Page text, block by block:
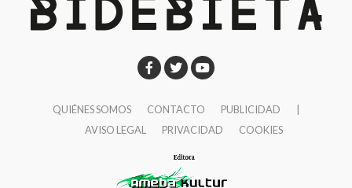
QUIÉNES SOMOS CONTACTO PUBLICIDAD
AVISO LEGAL
PRIVACIDAD COOKIES